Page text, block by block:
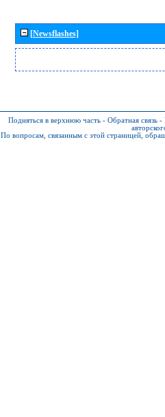
[Newsflashes]
Подняться в верхнюю часть - Обратная связь -
По вопросам, связанным с этой страницей,